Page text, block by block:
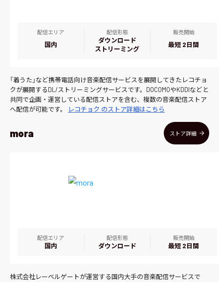
配信エリア
国内
配信形態
ダウンロード
ストリーミング
販売開始
最短 2日間
「着うた」など携帯電話向け音楽配信サービスを展開してきたレコチョ
クが展開するDL/ストリーミングサービスです。DOCOMOやKDDIなどと
共同で企画・運営している配信ストアを含む、複数の音楽配信ストア
へ配信が可能です。
レコチョク のストア詳細はこちら
mora ストア詳細
配信エリア
国内
配信形態
ダウンロード
販売開始
最短 2日間
株式会社レーベルゲートが運営する国内大手の音楽配信サービスで